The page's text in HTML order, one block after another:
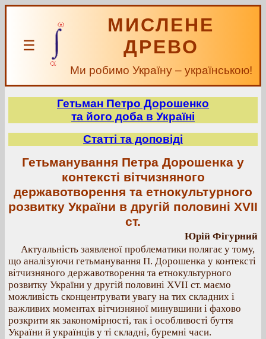
☰
МИСЛЕНЕ
ДРЕВО
Ми робимо Україну – українською!
Гетьман Петро Дорошенко
та його доба в Україні
Статті та доповіді
Гетьманування Петра Дорошенка у
контексті вітчизняного
державотворення та етнокультурного
розвитку України в другій половині ХVII
ст.
Юрій Фігурний
Актуальність заявленої проблематики полягає у тому,
що аналізуючи гетьманування П. Дорошенка у контексті
вітчизняного державотворення та етнокультурного
розвитку України у другій половині ХVII ст. маємо
можливість сконцентрувати увагу на тих складних і
важливих моментах вітчизняної минувшини і фахово
розкрити як закономірності, так і особливості буття
України й українців у ті складні, буремні часи.